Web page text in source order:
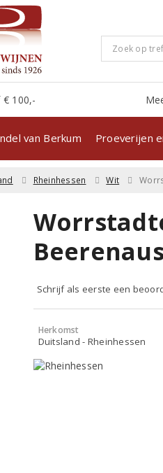
100,-
van Berkum Proeverijen
Rheinhessen Wit
Schrijf als eerste een
Herkomst
Duitsland - Rheinhessen